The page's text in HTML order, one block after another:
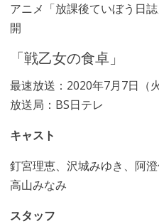
アニメ「放課後ていぼう日
開
「戦乙女の食卓」
最速放送：2020年7月7日（
放送局：BS日テレ
キャスト
釘宮理恵、沢城みゆき、阿
高山みなみ
スタッフ